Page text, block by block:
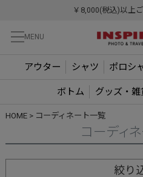
￥8,000(税込)以上
MENU
アウター シャツ ポロシ
ボトム グッズ・雑
HOME コーディネート一覧
コーディ
絞り